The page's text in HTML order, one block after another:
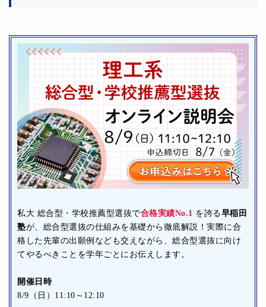
私大 総合型・学校推薦型選抜で合格実績No.1 を誇る早稲田
塾が、総合型選抜の仕組みを基礎から徹底解説！実際に合
格した先輩の出願例なども交えながら、総合型選抜に向け
てやるべきことを学年ごとにお伝えします。
開催日時
8/9（日）11:10～12:10